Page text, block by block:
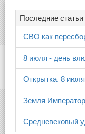
Последние статьи
СВО как
8 июля - день
Открытка. 8
Земля
Средневековый